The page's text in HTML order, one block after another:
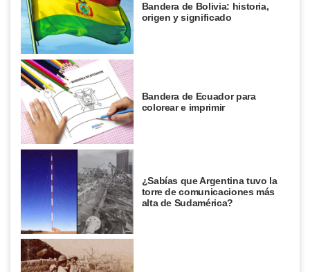
Bandera de Bolivia: historia,
origen y significado
Bandera de Ecuador para
colorear e imprimir
¿Sabías que Argentina tuvo la
torre de comunicaciones más
alta de Sudamérica?